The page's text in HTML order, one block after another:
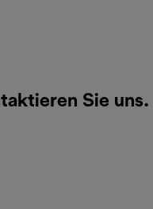
Sie uns.